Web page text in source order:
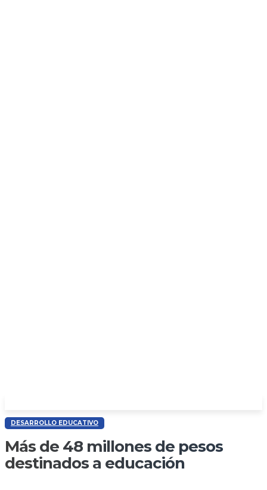
DESARROLLO EDUCATIVO
Más de 48 millones de pesos
destinados a educación